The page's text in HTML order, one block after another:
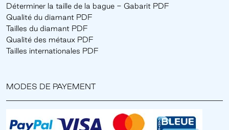
Déterminer la taille de la bague - Gabarit PDF
Qualité du diamant PDF
Tailles du diamant PDF
Qualité des métaux PDF
Tailles internationales PDF
MODES DE PAYEMENT